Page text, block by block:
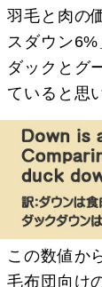
羽毛と肉の
スダウン
ダックとグ
ていると思
この数値か
毛布団向け